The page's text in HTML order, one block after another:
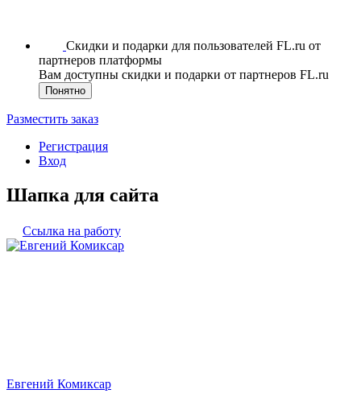
Скидки и подарки для пользователей FL.ru от
партнеров платформы
Вам доступны скидки и подарки от партнеров FL.ru
Понятно
Разместить заказ
Регистрация
Вход
Шапка для сайта
Ссылка на работу
Евгений Комиксар